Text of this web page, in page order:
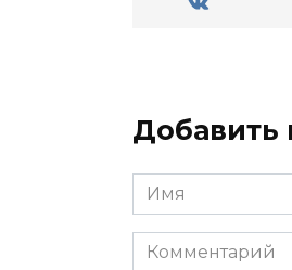
Добавить
Имя
*
Комментарий